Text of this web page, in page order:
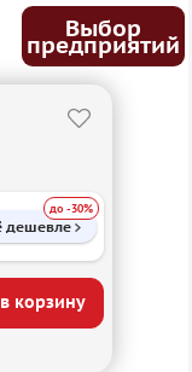
Выбор
предприятий
дешевле
до -30%
корзину